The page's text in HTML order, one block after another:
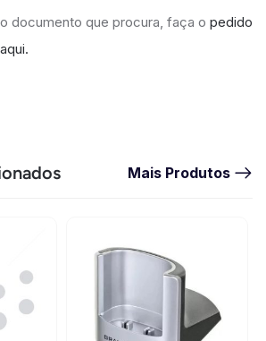
documento que procura, faça o pedido
Mais Produtos